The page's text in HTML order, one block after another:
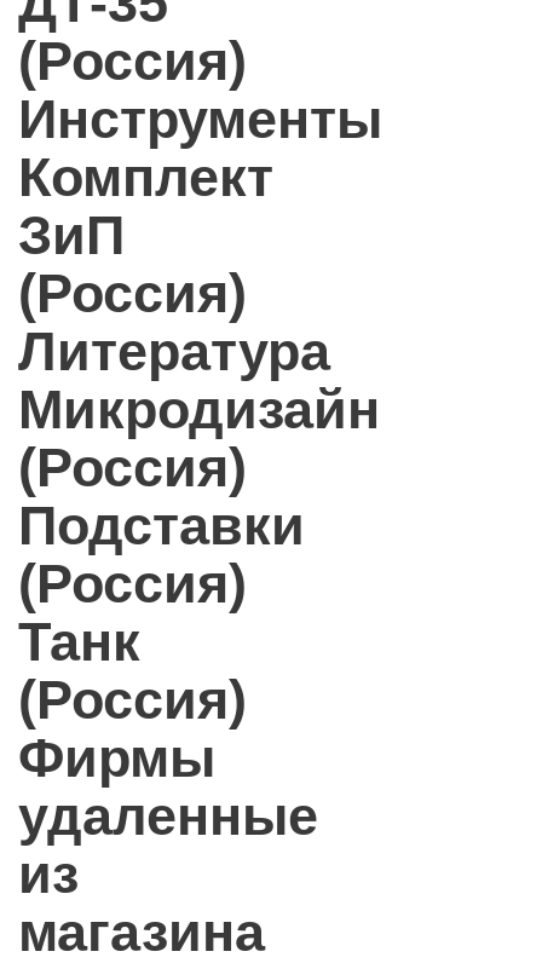
(Россия)
Инструменты
Комплект
ЗиП
(Россия)
Литература
Микродизайн
(Россия)
Подставки
(Россия)
Танк
(Россия)
Фирмы
удаленные
из
магазина